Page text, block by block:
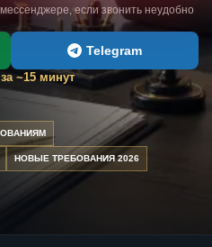
если звонить неудобно
Telegram
~15 минут
НОВЫЕ ТРЕБОВАНИЯ 2026